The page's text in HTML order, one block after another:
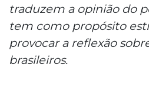
traduzem a opinião do
tem como propósito
provocar a reflexão
brasileiros.